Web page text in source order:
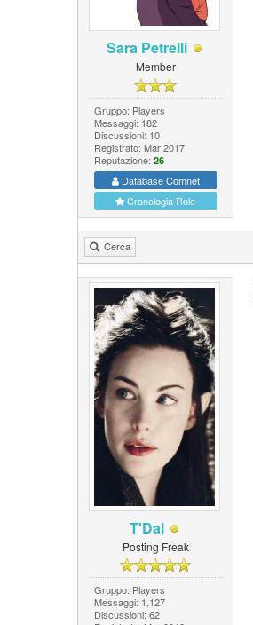
Sara Petrelli
Member
Gruppo: Players
Messaggi: 182
Discussioni: 10
Registrato: Mar 2017
Reputazione: 26
Database Comnet
Cronologia Role
Cerca
T'Dal
Posting Freak
Gruppo: Players
Messaggi: 1,127
Discussioni: 62